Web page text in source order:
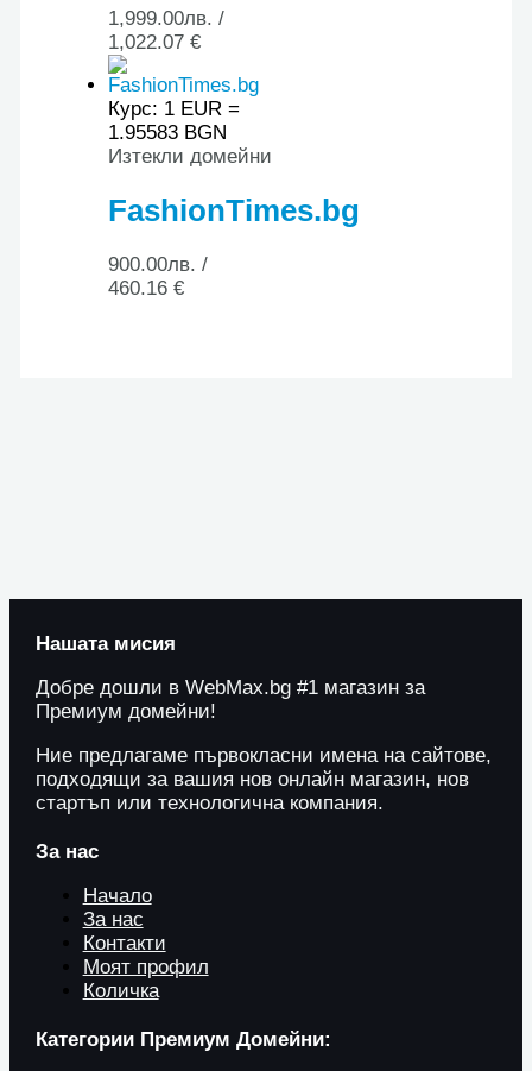
1,999.00лв. /
1,022.07 €
Курс: 1 EUR =
1.95583 BGN
Изтекли домейни
FashionTimes.bg
900.00лв. /
460.16 €
Нашата мисия
Добре дошли в WebMax.bg #1 магазин за
Премиум домейни!
Ние предлагаме първокласни имена на сайтове,
подходящи за вашия нов онлайн магазин, нов
стартъп или технологична компания.
За нас
Начало
За нас
Контакти
Моят профил
Количка
Категории Премиум Домейни: